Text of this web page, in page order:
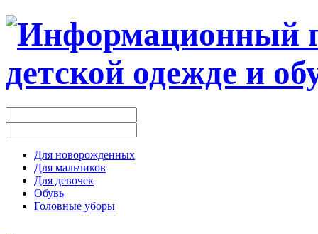
Для новорожденных
Для мальчиков
Для девочек
Обувь
Головные уборы